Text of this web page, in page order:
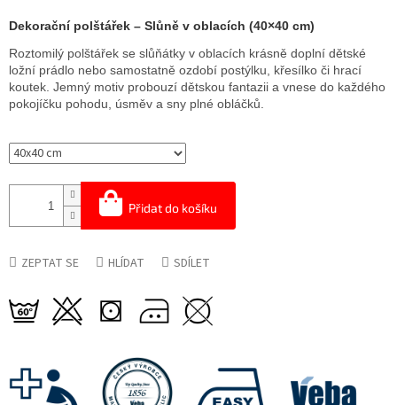
Přidat do košíku
Dekorační polštářek – Slůně v oblacích (40×40 cm)
Roztomilý polštářek se slůňátky v oblacích krásně doplní dětské
ložní prádlo nebo samostatně ozdobí postýlku, křesílko či hrací
koutek. Jemný motiv probouzí dětskou fantazii a vnese do každého
pokojíčku pohodu, úsměv a sny plné obláčků.
ZEPTAT SE HLÍDAT SDÍLET